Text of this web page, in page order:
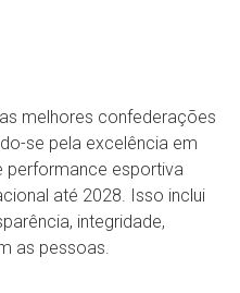
melhores confederações
se pela excelência em
performance esportiva
até 2028. Isso inclui
integridade,
as pessoas.